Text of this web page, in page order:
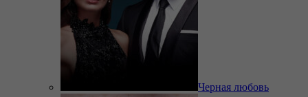
Черная любовь